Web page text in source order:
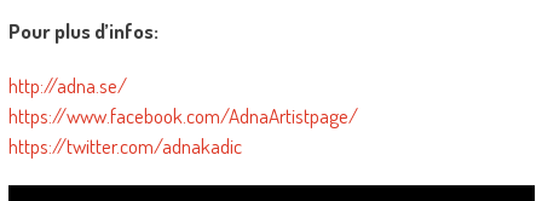
Pour plus d’infos:
http://adna.se/
https://www.facebook.com/AdnaArtistpage/
https://twitter.com/adnakadic